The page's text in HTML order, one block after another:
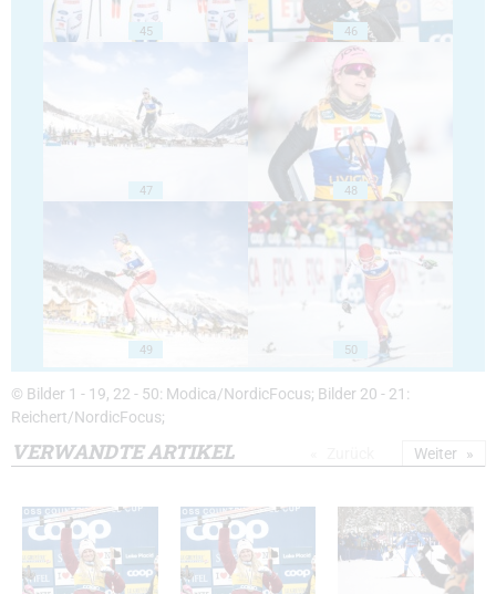
45 46
47 48
49 50
© Bilder 1 - 19, 22 - 50: Modica/NordicFocus; Bilder 20 - 21:
Reichert/NordicFocus;
VERWANDTE ARTIKEL Weiter